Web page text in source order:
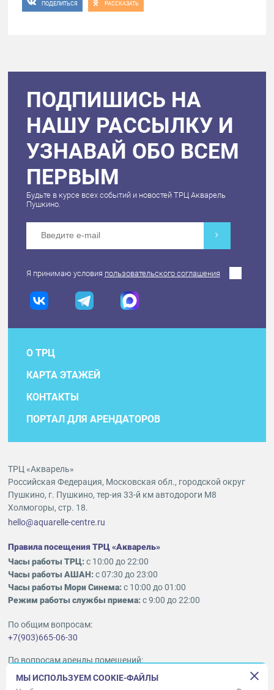
ПОДЕЛИТЬСЯ РАССКАЗАТЬ
ПОДПИШИСЬ НА
НАШУ РАССЫЛКУ И
УЗНАВАЙ ОБО ВСЕМ
ПЕРВЫМ
Будьте в курсе всех событий и новостей ТРЦ Акварель
Пушкино.
Я принимаю условия пользовательского соглашения
О ТРЦ
КАРТА ЭТАЖЕЙ
КОНТАКТЫ
ПОРТАЛ ДЛЯ АРЕНДАТОРОВ
ТРЦ «Акварель»
Российская Федерация, Московская обл., городской округ
Пушкино, г. Пушкино, тер-ия 33-й км автодороги М8
Холмогоры, стр. 18.
hello@aquarelle-centre.ru
Правила посещения ТРЦ «Акварель»
Часы работы ТРЦ:с 10:00 до 22:00
Часы работы АШАН:с 07:30 до 23:00
Часы работы Мори Синема:с 10:00 до 01:00
Режим работы службы приема:с 9:00 до 22:00
По общим вопросам:
+7(903)665-06-30
По вопросам аренды помещений:
ukleykina@nhood.com
+7(903)665-98-78
МЫ ИСПОЛЬЗУЕМ COOKIE-ФАЙЛЫ